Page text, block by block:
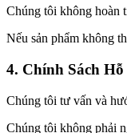
Chúng tôi không hoàn
Nếu sản phẩm không
4. Chính Sách
Chúng tôi tư vấn và
Chúng tôi không phải